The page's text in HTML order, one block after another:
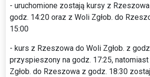
- uruchomione zostają kursy z
godz. 14:20 oraz z Woli Zgłob. do
15:00
- kurs z Rzeszowa do Woli Zgłob. z
przyspieszony na godz. 17:25,
Zgłob. do Rzeszowa z godz. 18:30